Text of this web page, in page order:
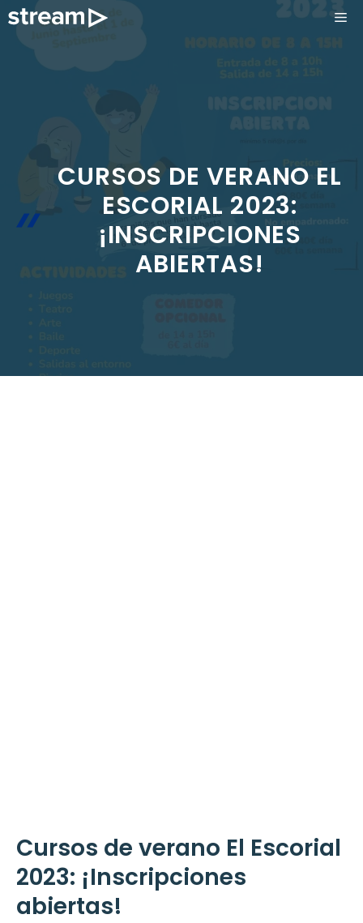
Saltar
CURSOS DE VERANO EL
ESCORIAL 2023:
¡INSCRIPCIONES
ABIERTAS!
Cursos de verano El Escorial
2023: ¡Inscripciones
abiertas!